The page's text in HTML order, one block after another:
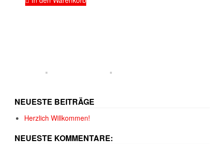
NEUESTE BEITRÄGE
Herzlich Willkommen!
NEUESTE KOMMENTARE: